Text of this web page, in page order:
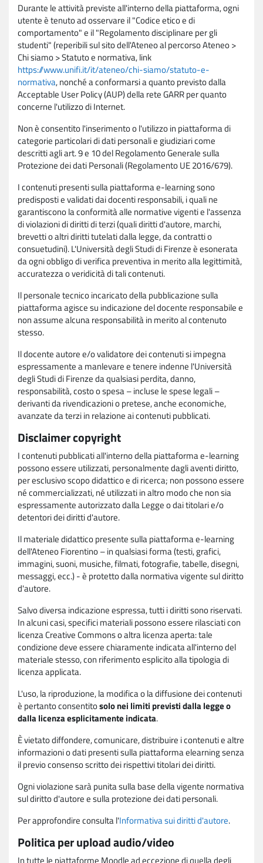
Durante le attività previste all'interno della piattaforma, ogni
utente è tenuto ad osservare il "Codice etico e di
comportamento" e il "Regolamento disciplinare per gli
studenti" (reperibili sul sito dell'Ateneo al percorso Ateneo >
Chi siamo > Statuto e normativa, link
https://www.unifi.it/it/ateneo/chi-siamo/statuto-e-
normativa, nonché a conformarsi a quanto previsto dalla
Acceptable User Policy (AUP) della rete GARR per quanto
concerne l'utilizzo di Internet.
Non è consentito l'inserimento o l'utilizzo in piattaforma di
categorie particolari di dati personali e giudiziari come
descritti agli art. 9 e 10 del Regolamento Generale sulla
Protezione dei dati Personali (Regolamento UE 2016/679).
I contenuti presenti sulla piattaforma e-learning sono
predisposti e validati dai docenti responsabili, i quali ne
garantiscono la conformità alle normative vigenti e l'assenza
di violazioni di diritti di terzi (quali diritti d'autore, marchi,
brevetti o altri diritti tutelati dalla legge, da contratti o
consuetudini). L'Università degli Studi di Firenze è esonerata
da ogni obbligo di verifica preventiva in merito alla legittimità,
accuratezza o veridicità di tali contenuti.
Il personale tecnico incaricato della pubblicazione sulla
piattaforma agisce su indicazione del docente responsabile e
non assume alcuna responsabilità in merito al contenuto
stesso.
Il docente autore e/o validatore dei contenuti si impegna
espressamente a manlevare e tenere indenne l'Università
degli Studi di Firenze da qualsiasi perdita, danno,
responsabilità, costo o spesa – incluse le spese legali –
derivanti da rivendicazioni o pretese, anche economiche,
avanzate da terzi in relazione ai contenuti pubblicati.
Disclaimer copyright
I contenuti pubblicati all'interno della piattaforma e-learning
possono essere utilizzati, personalmente dagli aventi diritto,
per esclusivo scopo didattico e di ricerca; non possono essere
né commercializzati, né utilizzati in altro modo che non sia
espressamente autorizzato dalla Legge o dai titolari e/o
detentori dei diritti d'autore.
Il materiale didattico presente sulla piattaforma e-learning
dell'Ateneo Fiorentino – in qualsiasi forma (testi, grafici,
immagini, suoni, musiche, filmati, fotografie, tabelle, disegni,
messaggi, ecc.) - è protetto dalla normativa vigente sul diritto
d'autore.
Salvo diversa indicazione espressa, tutti i diritti sono riservati.
In alcuni casi, specifici materiali possono essere rilasciati con
licenza Creative Commons o altra licenza aperta: tale
condizione deve essere chiaramente indicata all'interno del
materiale stesso, con riferimento esplicito alla tipologia di
licenza applicata.
L'uso, la riproduzione, la modifica o la diffusione dei contenuti
è pertanto consentitosolo nei limiti previsti dalla legge o
dalla licenza esplicitamente indicata.
È vietato diffondere, comunicare, distribuire i contenuti e altre
informazioni o dati presenti sulla piattaforma elearning senza
il previo consenso scritto dei rispettivi titolari dei diritti.
Ogni violazione sarà punita sulla base della vigente normativa
sul diritto d'autore e sulla protezione dei dati personali.
Per approfondire consulta l'Informativa sui diritti d'autore.
Politica per upload audio/video
In tutte le piattaforme Moodle ad eccezione di quella degli